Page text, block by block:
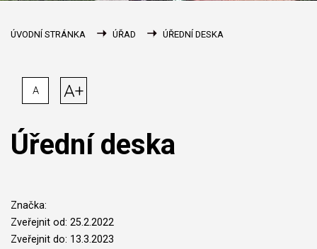
ÚVODNÍ STRÁNKA ÚŘAD ÚŘEDNÍ DESKA
A A+
Úřední deska
Značka:
Zveřejnit od: 25.2.2022
Zveřejnit do: 13.3.2023